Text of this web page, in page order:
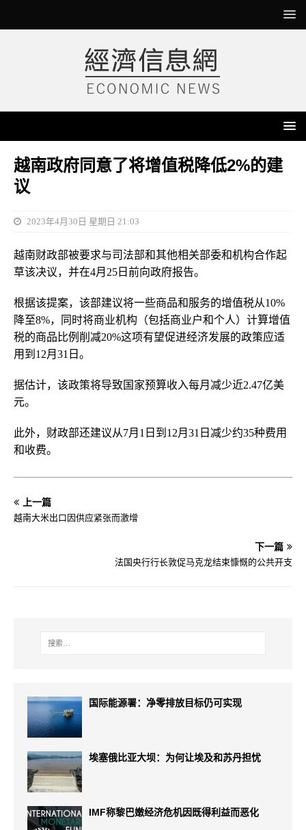
越南政府同意了将增值税降低2%的建
议
2023年4月30日 星期日 21:03
越南财政部被要求与司法部和其他相关部委和机构合作起
草该决议，并在4月25日前向政府报告。
根据该提案，该部建议将一些商品和服务的增值税从10%
降至8%，同时将商业机构（包括商业户和个人）计算增值
税的商品比例削减20%这项有望促进经济发展的政策应适
用到12月31日。
据估计，该政策将导致国家预算收入每月减少近2.47亿美
元。
此外，财政部还建议从7月1日到12月31日减少约35种费用
和收费。
上一篇
越南大米出口因供应紧张而激增
下一篇
法国央行行长敦促马克龙结束慷慨的公共开支
国际能源署：净零排放目标仍可实现
埃塞俄比亚大坝：为何让埃及和苏丹担忧
IMF称黎巴嫩经济危机因既得利益而恶化